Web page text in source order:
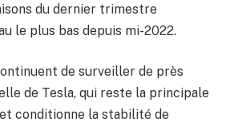
du dernier trimestre
le plus bas depuis mi-2022.
de surveiller de près
de Tesla, qui reste la principale
conditionne la stabilité de